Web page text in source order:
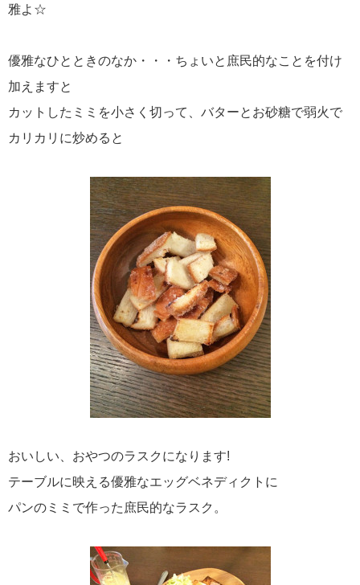
雅よ☆
優雅なひとときのなか・・・ちょいと庶民的なことを付け
加えますと
カットしたミミを小さく切って、バターとお砂糖で弱火で
カリカリに炒めると
おいしい、おやつのラスクになります!
テーブルに映える優雅なエッグベネディクトに
パンのミミで作った庶民的なラスク。